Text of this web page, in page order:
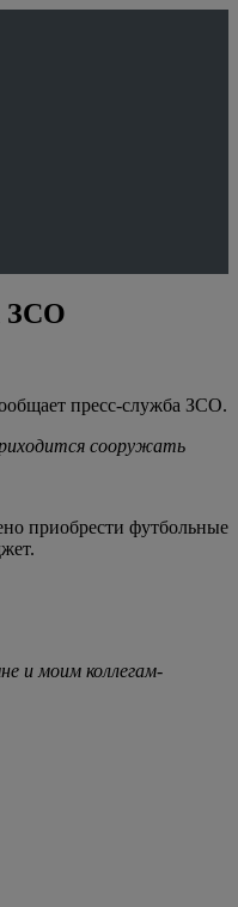
ЗСО
пресс-служба ЗСО.
сооружать
приобрести футбольные
и моим коллегам-